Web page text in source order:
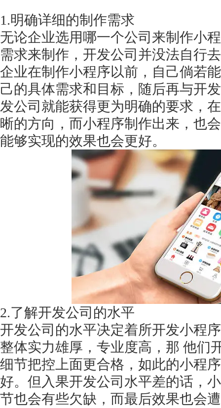
1.明确详细的制作需求
无论企业选用哪一个公司来制作小
需求来制作，开发公司并没法自行
企业在制作小程序以前，自己倘若
己的具体需求和目标，随后再与开
发公司就能获得更为明确的要求，
晰的方向，而小程序制作出来，也
能够实现的效果也会更好。
2.了解开发公司的水平
开发公司的水平决定着所开发小程
整体实力雄厚，专业度高，那 他们
细节把控上面更合格，如此的小程
好。但入果开发公司水平差的话，
节也会有些欠缺，而最后效果也会
获得产品报价方案
1万个想法不如1次的方案落地
扫码添加[商务总监]沟通方案